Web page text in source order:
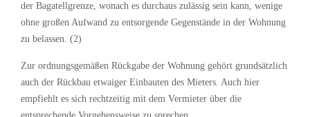
der Bagatellgrenze, wonach es durchaus zulässig sein kann, wenige
ohne großen Aufwand zu entsorgende Gegenstände in der Wohnung
zu belassen. (2)
Zur ordnungsgemäßen Rückgabe der Wohnung gehört grundsätzlich
auch der Rückbau etwaiger Einbauten des Mieters. Auch hier
empfiehlt es sich rechtzeitig mit dem Vermieter über die